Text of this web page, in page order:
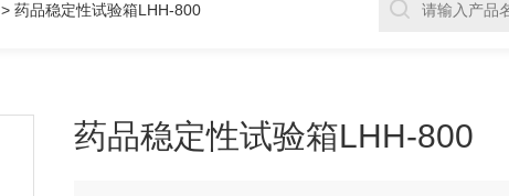
> 药品稳定性试验箱LHH-800
药品稳定性试验箱LHH-800